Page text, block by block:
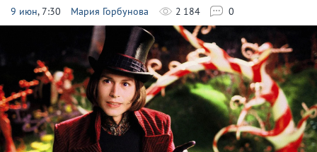
9 июн, 7:30 Мария Горбунова 2 184 0